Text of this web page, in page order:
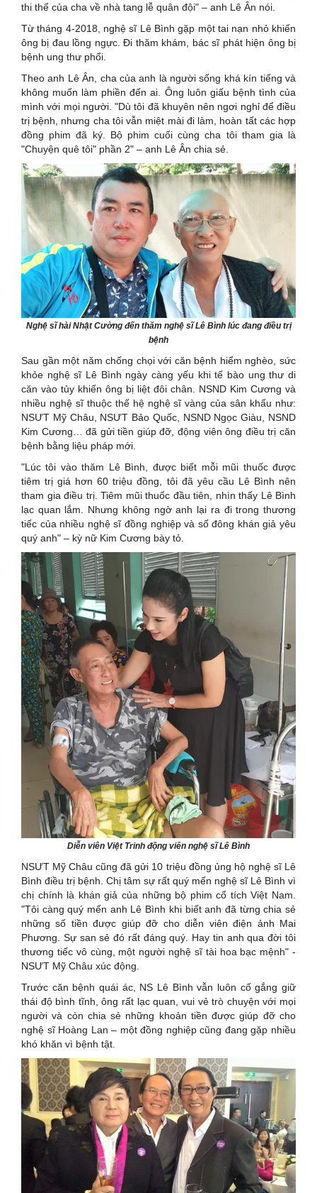
thi thể của cha về nhà tang lễ quân đội" – anh Lê Ân nói.
Từ tháng 4-2018, nghệ sĩ Lê Bình gặp một tai nạn nhỏ khiến
ông bị đau lồng ngực. Đi thăm khám, bác sĩ phát hiện ông bị
bệnh ung thư phổi.
Theo anh Lê Ân, cha của anh là người sống khá kín tiếng và
không muốn làm phiền đến ai. Ông luôn giấu bệnh tình của
mình với mọi người. "Dù tôi đã khuyên nên ngơi nghỉ để điều
trị bệnh, nhưng cha tôi vẫn miệt mài đi làm, hoàn tất các hợp
đồng phim đã ký. Bộ phim cuối cùng cha tôi tham gia là
"Chuyện quê tôi" phần 2" – anh Lê Ân chia sẻ.
Nghệ sĩ hài Nhật Cường đến thăm nghệ sĩ Lê Bình lúc đang điều trị
bệnh
Sau gần một năm chống chọi với căn bệnh hiểm nghèo, sức
khỏe nghệ sĩ Lê Bình ngày càng yếu khi tế bào ung thư di
căn vào tủy khiến ông bị liệt đôi chân. NSND Kim Cương và
nhiều nghệ sĩ thuộc thế hệ nghệ sĩ vàng của sân khấu như:
NSƯT Mỹ Châu, NSƯT Bảo Quốc, NSND Ngọc Giàu, NSND
Kim Cương… đã gửi tiền giúp đỡ, động viên ông điều trị căn
bệnh bằng liệu pháp mới.
"Lúc tôi vào thăm Lê Bình, được biết mỗi mũi thuốc được
tiêm trị giá hơn 60 triệu đồng, tôi đã yêu cầu Lê Bình nên
tham gia điều trị. Tiêm mũi thuốc đầu tiên, nhìn thấy Lê Bình
lạc quan lắm. Nhưng không ngờ anh lại ra đi trong thương
tiếc của nhiều nghệ sĩ đồng nghiệp và số đông khán giả yêu
quý anh" – kỳ nữ Kim Cương bày tỏ.
Diễn viên Việt Trinh động viên nghệ sĩ Lê Bình
NSƯT Mỹ Châu cũng đã gửi 10 triệu đồng ủng hộ nghệ sĩ Lê
Bình điều trị bệnh. Chị tâm sự rất quý mến nghệ sĩ Lê Bình vì
chị chính là khán giả của những bộ phim cổ tích Việt Nam.
"Tôi càng quý mến anh Lê Bình khi biết anh đã từng chia sẻ
những số tiền được giúp đỡ cho diễn viên điện ảnh Mai
Phương. Sự san sẻ đó rất đáng quý. Hay tin anh qua đời tôi
thương tiếc vô cùng, một người nghệ sĩ tài hoa bạc mệnh" -
NSƯT Mỹ Châu xúc động.
Trước căn bệnh quái ác, NS Lê Bình vẫn luôn cố gắng giữ
thái độ bình tĩnh, ông rất lạc quan, vui vẻ trò chuyện với mọi
người và còn chia sẻ những khoản tiền được giúp đỡ cho
nghệ sĩ Hoàng Lan – một đồng nghiệp cũng đang gặp nhiều
khó khăn vì bệnh tật.